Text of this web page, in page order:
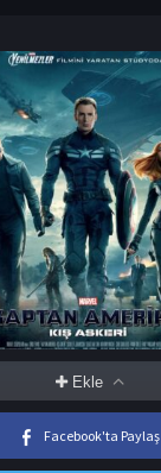
Ekle
Facebook'ta Paylaş